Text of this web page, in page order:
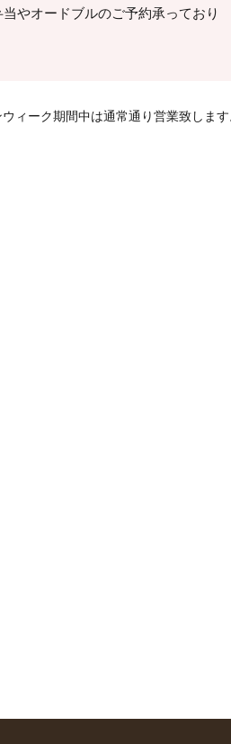
やオードブルのご予約承っており
ィーク期間中は通常通り営業致します